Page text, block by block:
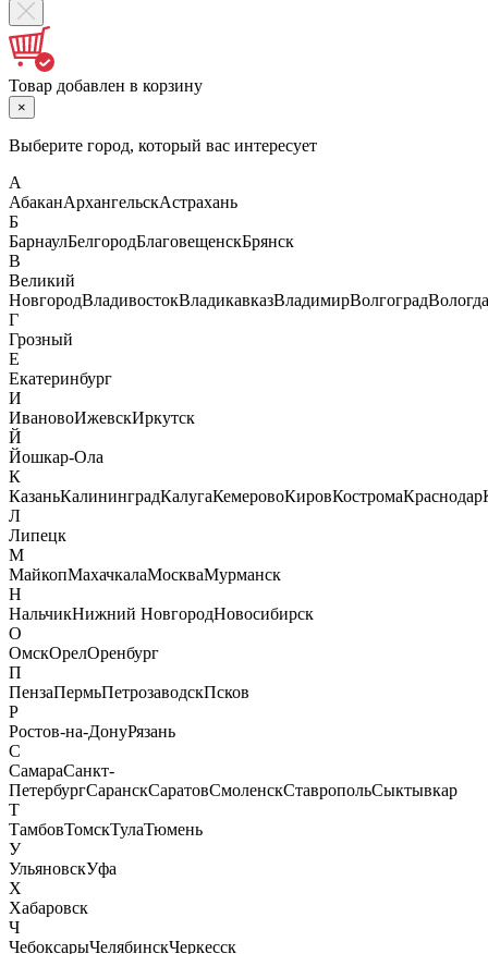
Товар добавлен в корзину
×
Выберите город, который вас интересует
А
АбаканАрхангельскАстрахань
Б
БарнаулБелгородБлаговещенскБрянск
В
Великий
НовгородВладивостокВладикавказВладимирВолгоградВологда
Г
Грозный
Е
Екатеринбург
И
ИвановоИжевскИркутск
Й
Йошкар-Ола
К
КазаньКалининградКалугаКемеровоКировКостромаКраснодар
Л
Липецк
М
МайкопМахачкалаМоскваМурманск
Н
НальчикНижний НовгородНовосибирск
О
ОмскОрелОренбург
П
ПензаПермьПетрозаводскПсков
Р
Ростов-на-ДонуРязань
С
СамараСанкт-
ПетербургСаранскСаратовСмоленскСтавропольСыктывкар
Т
ТамбовТомскТулаТюмень
У
УльяновскУфа
Х
Хабаровск
Ч
ЧебоксарыЧелябинскЧеркесск